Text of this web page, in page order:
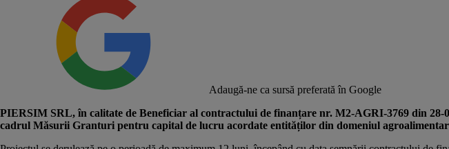
Adaugă-ne ca sursă preferată în Google
PIERSIM SRL, în calitate de Beneficiar al contractului de finanțare nr. M2-AGRI-3769 din 28-
cadrul Măsurii Granturi pentru capital de lucru acordate entităților din domeniul